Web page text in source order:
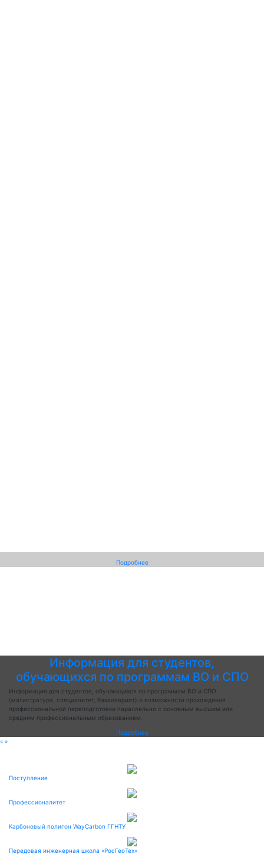
Подробнее
Информация для студентов,
обучающихся по программам ВО и СПО
Информация для студентов, обучающихся по программам ВО и СПО
(магистратура, специалитет, бакалавриат) о возможности прохождения
профессиональной переподготовки параллельно с основным высшим или
средним профессиональным образованием.
Подробнее
« »
Поступление
Профессионалитет
Карбоновый полигон WayCarbon ГГНТУ
Передовая инженерная школа «РосГеоТех»